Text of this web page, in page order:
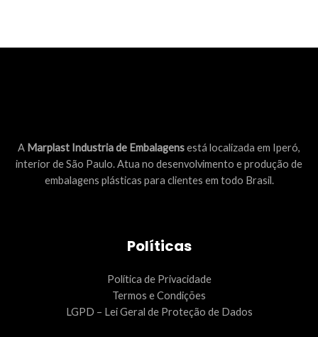
A Marplast Industria de Embalagensestá localizada em Iperó,
interior de São Paulo. Atua no desenvolvimento e produção de
embalagens plásticas para clientes em todo Brasil.
Políticas
Política de Privacidade
Termos e Condições
LGPD – Lei Geral de Proteção de Dados